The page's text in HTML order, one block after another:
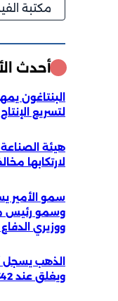
مكتبة
أحدث
لتسريع
لارتكابها
سمو الأمير
وسمو رئيس
ووزيري
الذهب يسجل
ويغلق عند 4342 دولارا للأونصة